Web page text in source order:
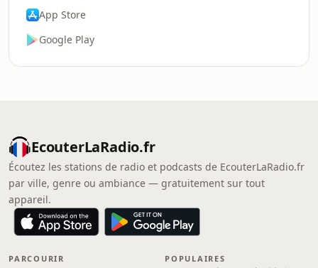
App Store
Google Play
EcouterLaRadio.fr
Écoutez les stations de radio et podcasts de EcouterLaRadio.fr
par ville, genre ou ambiance — gratuitement sur tout
appareil.
PARCOURIR POPULAIRES